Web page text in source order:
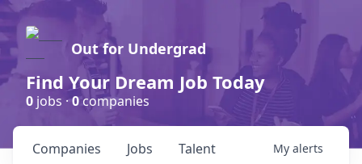
Out for Undergrad
Find Your Dream Job Today
0 jobs ·0companies
Jobs
Companies Talent My alerts